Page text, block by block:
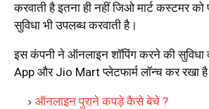
करवाती है इतना ही नहीं जिओ मार्ट कस्टमर को
सुविधा भी उपलब्ध करवाती है।
इस कंपनी ने ऑनलाइन शॉपिंग करने की
App और Jio Mart प्लेटफार्म लॉन्च कर रखा
ऑनलाइन पुराने कपड़े कैसे बेचे ?